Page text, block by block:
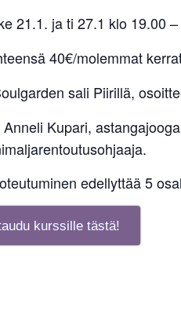
21.1. ja ti 27.1 klo 19.00
40€/molemmat
sali Piirillä,
Anneli Kupari,
edellyttää 5
kurssille tästä!